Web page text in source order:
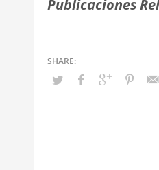
Publicaciones